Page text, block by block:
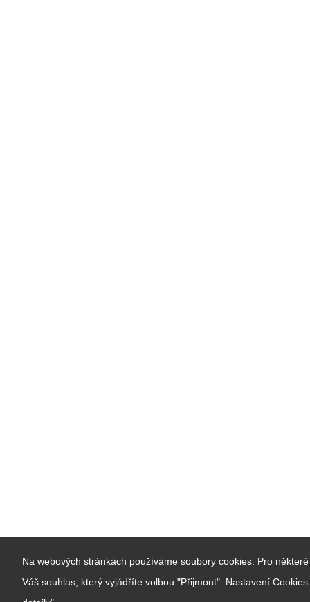
Na webových stránkách používáme soubory cookies. Pro
Váš souhlas, který vyjádříte volbou "Přijmout". Nastavení